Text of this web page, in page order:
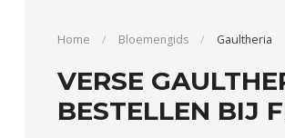
Home / Bloemengids / Gaultheria
VERSE
BESTELLEN BIJ